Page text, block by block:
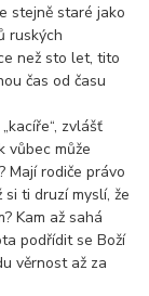
stejně staré jako
ruských
než sto let, tito
čas od času
zvlášť
vůbec může
Mají rodiče právo
si ti druzí myslí, že
Kam až sahá
podřídit se Boží
věrnost až za